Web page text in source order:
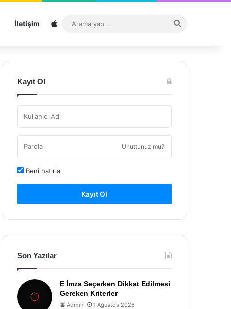
İletişim Sitemap
...
Kayıt Ol
Unuttunuz mu?
Beni hatırla
Kayıt Ol
Son Yazılar
E İmza Seçerken Dikkat Edilmesi
Gereken Kriterler
Admin 1 Ağustos 2026